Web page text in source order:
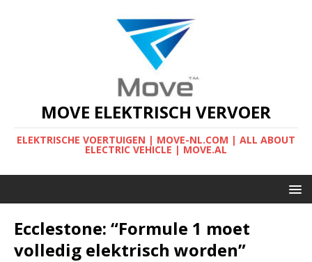
MOVE ELEKTRISCH VERVOER
ELEKTRISCHE VOERTUIGEN | MOVE-NL.COM | ALL ABOUT
ELECTRIC VEHICLE | MOVE.AL
Ecclestone: “Formule 1 moet
volledig elektrisch worden”